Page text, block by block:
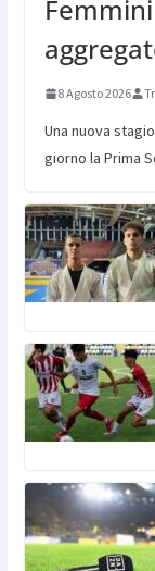
8 Agosto 2026
Una nuova
giorno la Prima